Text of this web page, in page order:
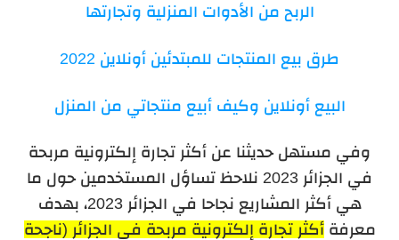
الربح من الأدوات المنزلية وتجارتها
طرق بيع المنتجات للمبتدئين أونلاين 2022
البيع أونلاين وكيف أبيع منتجاتي من المنزل
وفي مستهل حديثنا عن أكثر تجارة إلكترونية مربحة
في الجزائر 2023 نلاحظ تساؤل المستخدمين حول ما
هي أكثر المشاريع نجاحا في الجزائر 2023، بهدف
معرفةأكثر تجارة إلكترونية مربحة في الجزائر (ناجحة